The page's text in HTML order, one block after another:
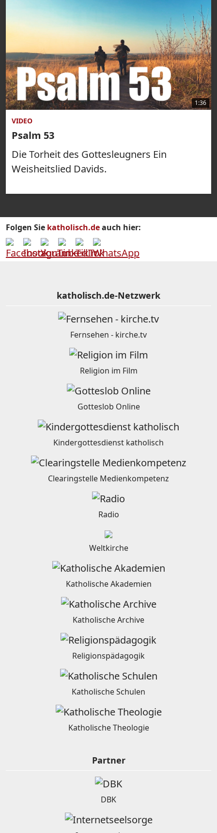
1:36
VIDEO
Psalm 53
Die Torheit des Gottesleugners Ein
Weisheitslied Davids.
Folgen Sie katholisch.deauch hier:
katholisch.de-Netzwerk
Fernsehen - kirche.tv
Religion im Film
Gotteslob Online
Kindergottesdienst katholisch
Clearingstelle Medienkompetenz
Radio
Weltkirche
Katholische Akademien
Katholische Archive
Religionspädagogik
Katholische Schulen
Katholische Theologie
Partner
DBK